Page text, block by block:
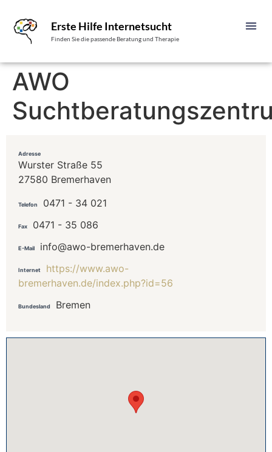
Erste Hilfe Internetsucht
Finden Sie die passende Beratung und Therapie
AWO
Adresse
Wurster Straße 55
27580 Bremerhaven
Telefon 0471 - 34 021
Fax 0471 - 35 086
E-Mail info@awo-bremerhaven.de
Internet
https://www.awo-
bremerhaven.de/index.php?id=56
Bundesland Bremen